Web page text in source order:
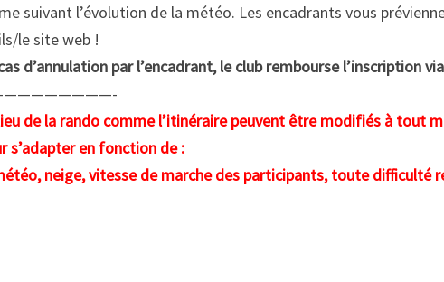
suivant l’évolution de la météo. Les encadrants vous
le site web !
d’annulation par l’encadrant, le club rembourse l’inscription
de la rando comme l’itinéraire peuvent être modifiés à tout
s’adapter en fonction de :
neige, vitesse de marche des participants, toute difficulté